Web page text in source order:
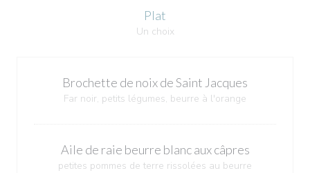
Plat
Un choix
Brochette de noix de Saint Jacques
Far noir, petits légumes, beurre à l'orange
Aile de raie beurre blanc aux câpres
petites pommes de terre rissolées au beurre